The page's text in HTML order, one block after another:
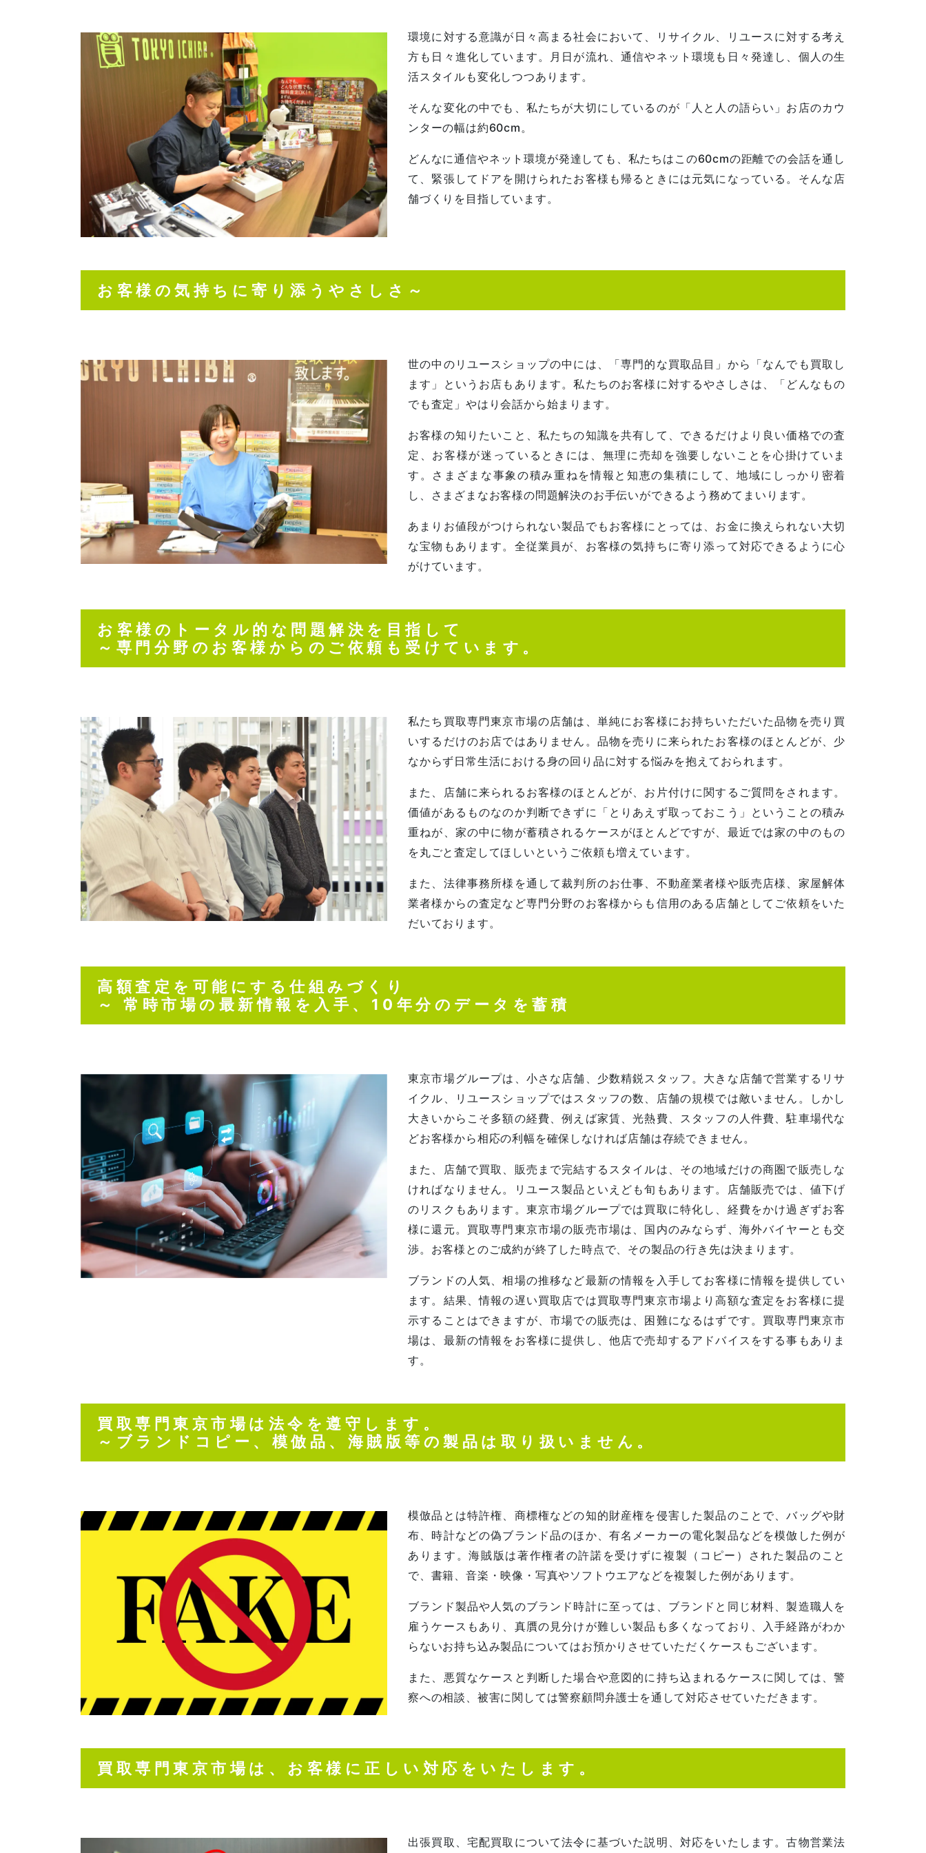
環境に対する意識が日々高まる社会において、リサイクル、リユースに対する考え
方も日々進化しています。月日が流れ、通信やネット環境も日々発達し、個人の生
活スタイルも変化しつつあります。
そんな変化の中でも、私たちが大切にしているのが「人と人の語らい」お店のカウ
ンターの幅は約60cm。
どんなに通信やネット環境が発達しても、私たちはこの60cmの距離での会話を通し
て、緊張してドアを開けられたお客様も帰るときには元気になっている。そんな店
舗づくりを目指しています。
お客様の気持ちに寄り添うやさしさ～
世の中のリユースショップの中には、「専門的な買取品目」から「なんでも買取し
ます」というお店もあります。私たちのお客様に対するやさしさは、「どんなもの
でも査定」やはり会話から始まります。
お客様の知りたいこと、私たちの知識を共有して、できるだけより良い価格での査
定、お客様が迷っているときには、無理に売却を強要しないことを心掛けていま
す。さまざまな事象の積み重ねを情報と知恵の集積にして、地域にしっかり密着
し、さまざまなお客様の問題解決のお手伝いができるよう務めてまいります。
あまりお値段がつけられない製品でもお客様にとっては、お金に換えられない大切
な宝物もあります。全従業員が、お客様の気持ちに寄り添って対応できるように心
がけています。
お客様のトータル的な問題解決を目指して
～専門分野のお客様からのご依頼も受けています。
私たち買取専門東京市場の店舗は、単純にお客様にお持ちいただいた品物を売り買
いするだけのお店ではありません。品物を売りに来られたお客様のほとんどが、少
なからず日常生活における身の回り品に対する悩みを抱えておられます。
また、店舗に来られるお客様のほとんどが、お片付けに関するご質問をされます。
価値があるものなのか判断できずに「とりあえず取っておこう」ということの積み
重ねが、家の中に物が蓄積されるケースがほとんどですが、最近では家の中のもの
を丸ごと査定してほしいというご依頼も増えています。
また、法律事務所様を通して裁判所のお仕事、不動産業者様や販売店様、家屋解体
業者様からの査定など専門分野のお客様からも信用のある店舗としてご依頼をいた
だいております。
高額査定を可能にする仕組みづくり
～ 常時市場の最新情報を入手、10年分のデータを蓄積
東京市場グループは、小さな店舗、少数精鋭スタッフ。大きな店舗で営業するリサ
イクル、リユースショップではスタッフの数、店舗の規模では敵いません。しかし
大きいからこそ多額の経費、例えば家賃、光熱費、スタッフの人件費、駐車場代な
どお客様から相応の利幅を確保しなければ店舗は存続できません。
また、店舗で買取、販売まで完結するスタイルは、その地域だけの商圏で販売しな
ければなりません。リユース製品といえども旬もあります。店舗販売では、値下げ
のリスクもあります。東京市場グループでは買取に特化し、経費をかけ過ぎずお客
様に還元。買取専門東京市場の販売市場は、国内のみならず、海外バイヤーとも交
渉。お客様とのご成約が終了した時点で、その製品の行き先は決まります。
ブランドの人気、相場の推移など最新の情報を入手してお客様に情報を提供してい
ます。結果、情報の遅い買取店では買取専門東京市場より高額な査定をお客様に提
示することはできますが、市場での販売は、困難になるはずです。買取専門東京市
場は、最新の情報をお客様に提供し、他店で売却するアドバイスをする事もありま
す。
買取専門東京市場は法令を遵守します。
～ブランドコピー、模倣品、海賊版等の製品は取り扱いません。
模倣品とは特許権、商標権などの知的財産権を侵害した製品のことで、バッグや財
布、時計などの偽ブランド品のほか、有名メーカーの電化製品などを模倣した例が
あります。海賊版は著作権者の許諾を受けずに複製（コピー）された製品のこと
で、書籍、音楽・映像・写真やソフトウエアなどを複製した例があります。
ブランド製品や人気のブランド時計に至っては、ブランドと同じ材料、製造職人を
雇うケースもあり、真贋の見分けが難しい製品も多くなっており、入手経路がわか
らないお持ち込み製品についてはお預かりさせていただくケースもございます。
また、悪質なケースと判断した場合や意図的に持ち込まれるケースに関しては、警
察への相談、被害に関しては警察顧問弁護士を通して対応させていただきます。
買取専門東京市場は、お客様に正しい対応をいたします。
出張買取、宅配買取について法令に基づいた説明、対応をいたします。古物営業法